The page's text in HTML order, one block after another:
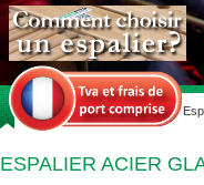
Home > Gymnastique >
ESPALIER ACIER